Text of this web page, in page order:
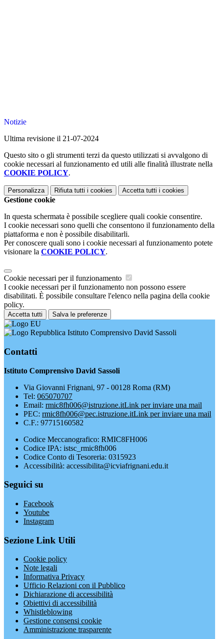
Notizie
Ultima revisione il 21-07-2024
Questo sito o gli strumenti terzi da questo utilizzati si avvalgono di
cookie necessari al funzionamento ed utili alle finalità illustrate nella
COOKIE POLICY.
Personalizza Rifiuta tutti i cookies Accetta tutti i cookies
Gestione cookie
In questa schermata è possibile scegliere quali cookie consentire.
I cookie necessari sono quelli che consentono il funzionamento della
piattaforma e non è possibile disabilitarli.
Per conoscere quali sono i cookie necessari al funzionamento potete
visionare la COOKIE POLICY.
Cookie necessari per il funzionamento
I cookie necessari per il funzionamento non possono essere
disabilitati. È possibile consultare l'elenco nella pagina della cookie
policy.
Accetta tutti Salva le preferenze
Istituto Comprensivo David Sassoli
Contatti
Istituto Comprensivo David Sassoli
Via Giovanni Frignani, 97 - 00128 Roma (RM)
Tel: 065070707
Email: rmic8fh006@istruzione.itLink per inviare una mail
PEC: rmic8fh006@pec.istruzione.itLink per inviare una mail
C.F.: 97715160582
Codice Meccanografico: RMIC8FH006
Codice IPA: istsc_rmic8fh006
Codice Conto di Tesoreria: 0315923
Accessibilità: accessibilita@icviafrignani.edu.it
Seguici su
Facebook
Youtube
Instagram
Sezione Link Utili
Cookie policy
Note legali
Informativa Privacy
Ufficio Relazioni con il Pubblico
Dichiarazione di accessibilità
Obiettivi di accessibilità
Whistleblowing
Gestione consensi cookie
Amministrazione trasparente